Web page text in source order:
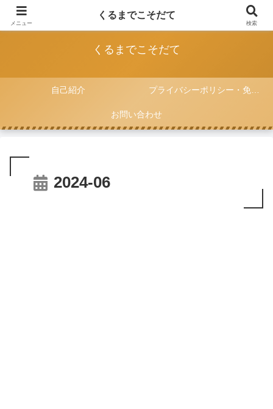
FIAT 500と一緒に子育てをしていく記録
くるまでこそだて
自己紹介 プライバシーポリシー・免責事項
お問い合わせ
2024-06
メニュー
くるまでこそだて
検索